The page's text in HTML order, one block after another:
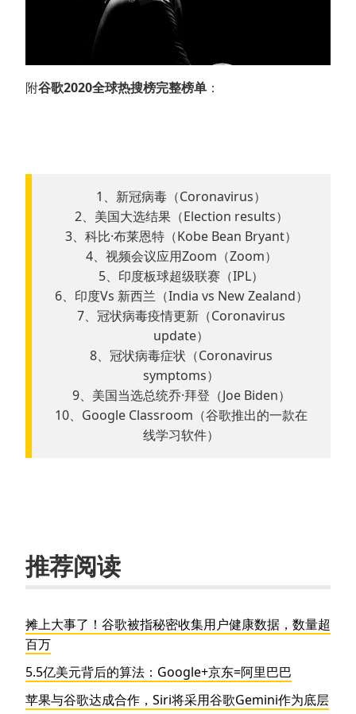
附谷歌2020全球热搜榜完整榜单 ：
1、新冠病毒（Coronavirus）
2、美国大选结果（Election results）
3、科比·布莱恩特（Kobe Bean Bryant）
4、视频会议应用Zoom（Zoom）
5、印度板球超级联赛（IPL）
6、印度Vs 新西兰（India vs New Zealand）
7、冠状病毒疫情更新（Coronavirus
update）
8、冠状病毒症状（Coronavirus
symptoms）
9、美国当选总统乔·拜登（Joe Biden）
10、Google Classroom（谷歌推出的一款在
线学习软件）
推荐阅读
摊上大事了！谷歌被指秘密收集用户健康数据，数量超
百万
5.5亿美元背后的算法：Google+京东=阿里巴巴
苹果与谷歌达成合作，Siri将采用谷歌Gemini作为底层